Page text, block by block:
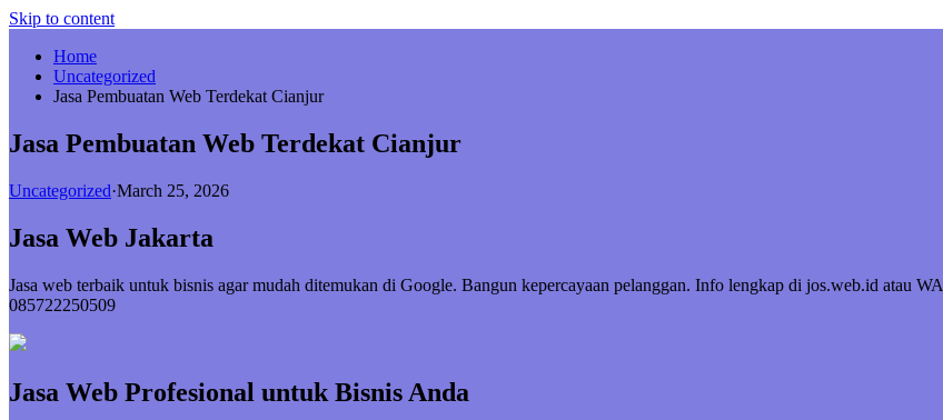
Skip to content
Home
Uncategorized
Jasa Pembuatan Web Terdekat Cianjur
Jasa Pembuatan Web Terdekat Cianjur
Uncategorized·March 25, 2026
Jasa Web Jakarta
Jasa web terbaik untuk bisnis agar mudah ditemukan di Google. Bangun kepercayaan pelanggan. Info lengkap di jos.web.id atau WA
085722250509
Jasa Web Profesional untuk Bisnis Anda